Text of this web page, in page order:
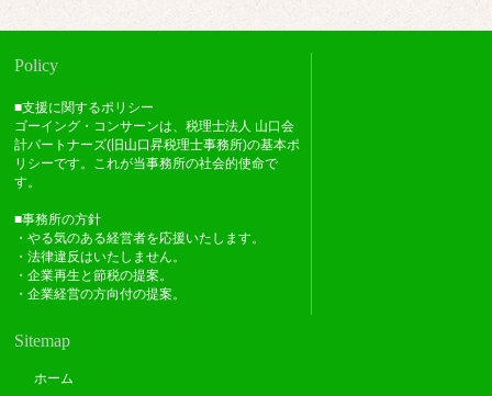
Policy
■支援に関するポリシー
ゴーイング・コンサーンは、税理士法人 山口会
計パートナーズ(旧山口昇税理士事務所)の基本ポ
リシーです。これが当事務所の社会的使命で
す。
■事務所の方針
・やる気のある経営者を応援いたします。
・法律違反はいたしません。
・企業再生と節税の提案。
・企業経営の方向付の提案。
Sitemap
ホーム